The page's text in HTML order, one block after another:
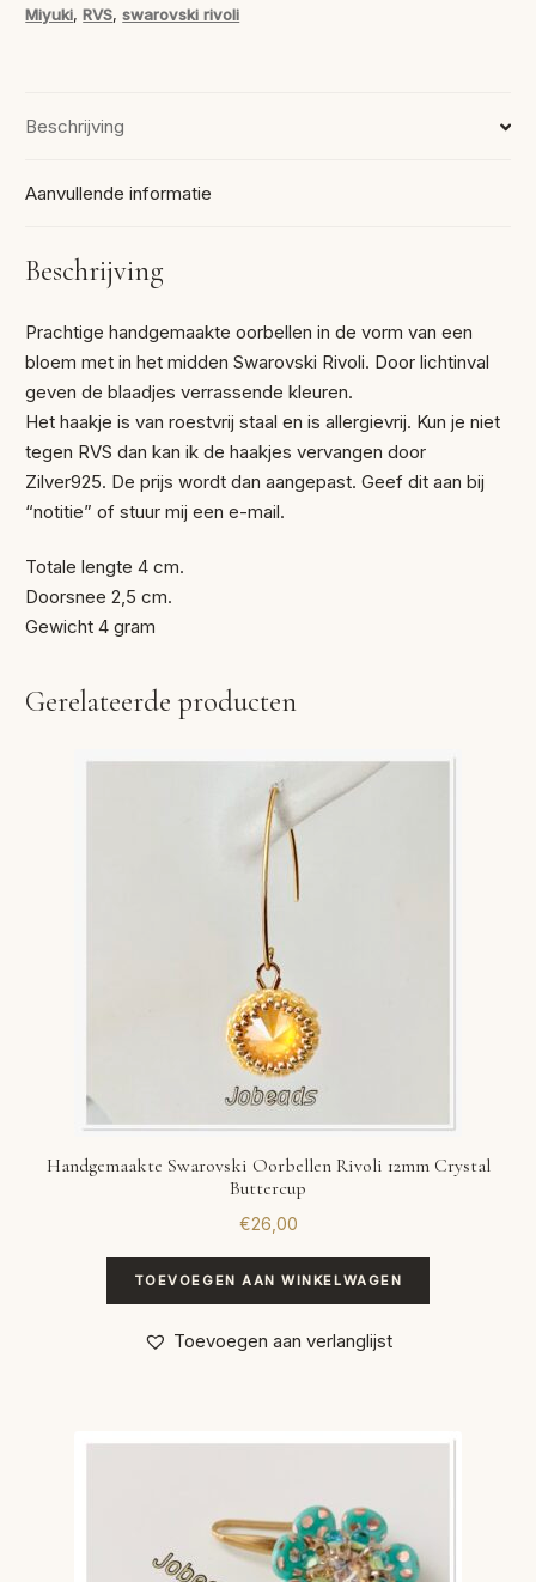
aantal
Miyuki,RVS,swarovski rivoli
Beschrijving
Aanvullende informatie
Beschrijving
Prachtige handgemaakte oorbellen in de vorm van een
bloem met in het midden Swarovski Rivoli. Door lichtinval
geven de blaadjes verrassende kleuren.
Het haakje is van roestvrij staal en is allergievrij. Kun je niet
tegen RVS dan kan ik de haakjes vervangen door
Zilver925. De prijs wordt dan aangepast. Geef dit aan bij
“notitie” of stuur mij een e-mail.
Totale lengte 4 cm.
Doorsnee 2,5 cm.
Gewicht 4 gram
Gerelateerde producten
Handgemaakte Swarovski Oorbellen Rivoli 12mm Crystal
Buttercup
€26,00
TOEVOEGEN AAN WINKELWAGEN
Toevoegen aan verlanglijst